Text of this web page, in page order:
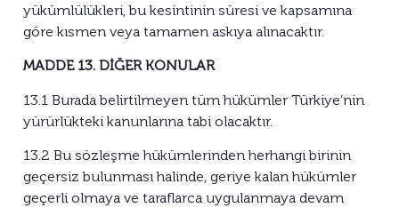
yükümlülükleri, bu kesintinin süresi ve kapsamına
göre kısmen veya tamamen askıya alınacaktır.
MADDE 13. DİĞER KONULAR
13.1 Burada belirtilmeyen tüm hükümler Türkiye’nin
yürürlükteki kanunlarına tabi olacaktır.
13.2 Bu sözleşme hükümlerinden herhangi birinin
geçersiz bulunması halinde, geriye kalan hükümler
geçerli olmaya ve taraflarca uygulanmaya devam